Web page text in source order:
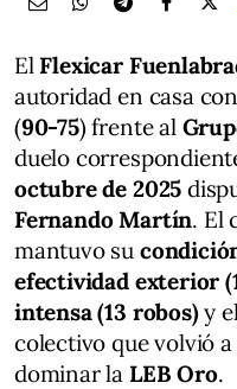
El Flexicar
autoridad en casa
(90-75) frente al
duelo
octubre de 2025
Fernando Martín. El
mantuvo su
efectividad exterior
intensa (13 robos)y
colectivo que volvió
dominar la LEB Oro.